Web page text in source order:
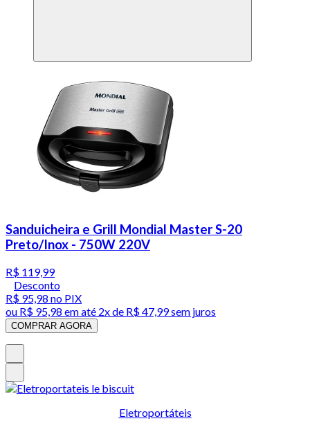
Sanduicheira e Grill Mondial Master S-20
Preto/Inox - 750W 220V
R$ 119,99
Desconto
R$ 95,98 no PIX
ou R$ 95,98 em até 2x de R$ 47,99 sem juros
COMPRAR AGORA
Eletroportáteis